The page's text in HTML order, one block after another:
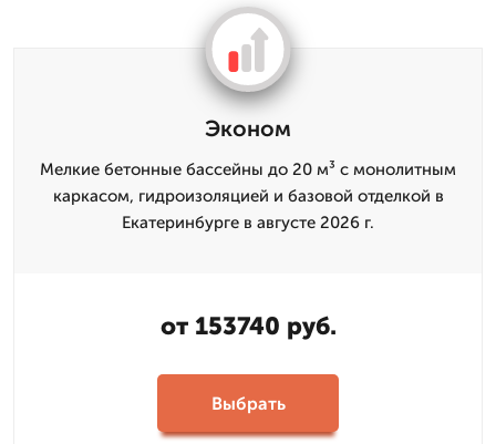
Эконом
Мелкие бетонные бассейны до 20 м³ с монолитным
каркасом, гидроизоляцией и базовой отделкой в
Екатеринбурге в августе 2026 г.
от 153740 руб.
Выбрать